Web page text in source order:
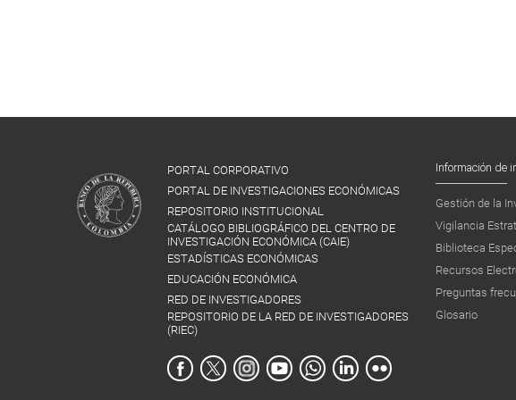
PORTAL CORPORATIVO
PORTAL DE INVESTIGACIONES ECONÓMICAS
REPOSITORIO INSTITUCIONAL
CATÁLOGO BIBLIOGRÁFICO DEL CENTRO DE
INVESTIGACIÓN ECONÓMICA (CAIE)
ESTADÍSTICAS ECONÓMICAS
EDUCACIÓN ECONÓMICA
RED DE INVESTIGADORES
REPOSITORIO DE LA RED DE INVESTIGADORES
(RIEC)
Información de
Gestión de la
Vigilancia
Biblioteca
Recursos
Preguntas
Glosario